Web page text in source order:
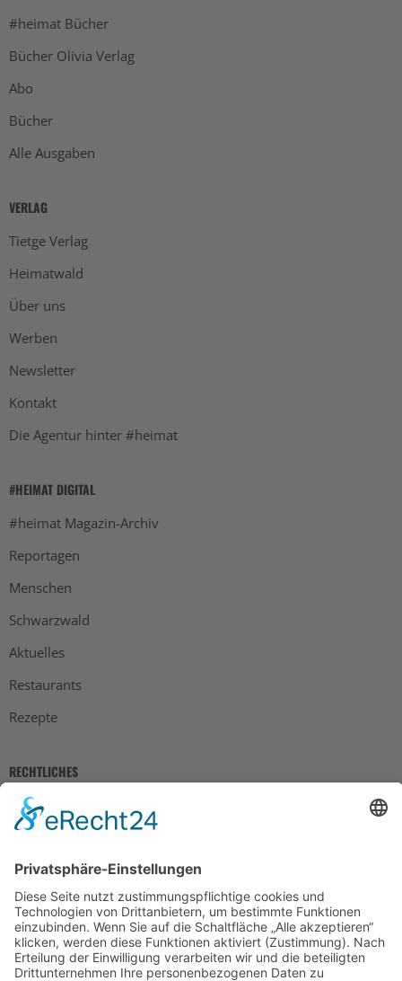
#heimat Bücher
Bücher Olivia Verlag
Abo
Bücher
Alle Ausgaben
VERLAG
Tietge Verlag
Heimatwald
Über uns
Werben
Newsletter
Kontakt
Die Agentur hinter #heimat
#HEIMAT DIGITAL
#heimat Magazin-Archiv
Reportagen
Menschen
Schwarzwald
Aktuelles
Restaurants
Rezepte
RECHTLICHES
Impressum
AGB
Widerrufsbelehrung
Bankdaten